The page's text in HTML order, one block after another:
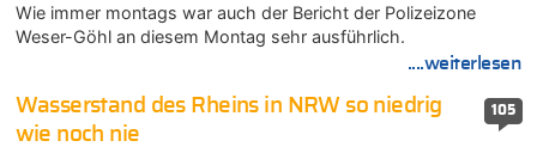
Wie immer montags war auch der Bericht der Polizeizone
Weser-Göhl an diesem Montag sehr ausführlich.
....weiterlesen
105
Wasserstand des Rheins in NRW so niedrig
wie noch nie